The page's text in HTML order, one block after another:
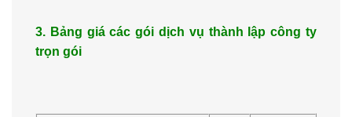
3. Bảng giá các gói dịch vụ thành lập công ty
trọn gói